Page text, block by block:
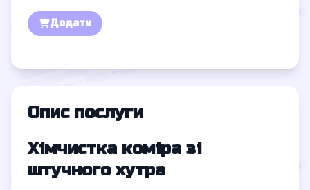
Додати
Опис послуги
Хімчистка коміра зі
штучного хутра